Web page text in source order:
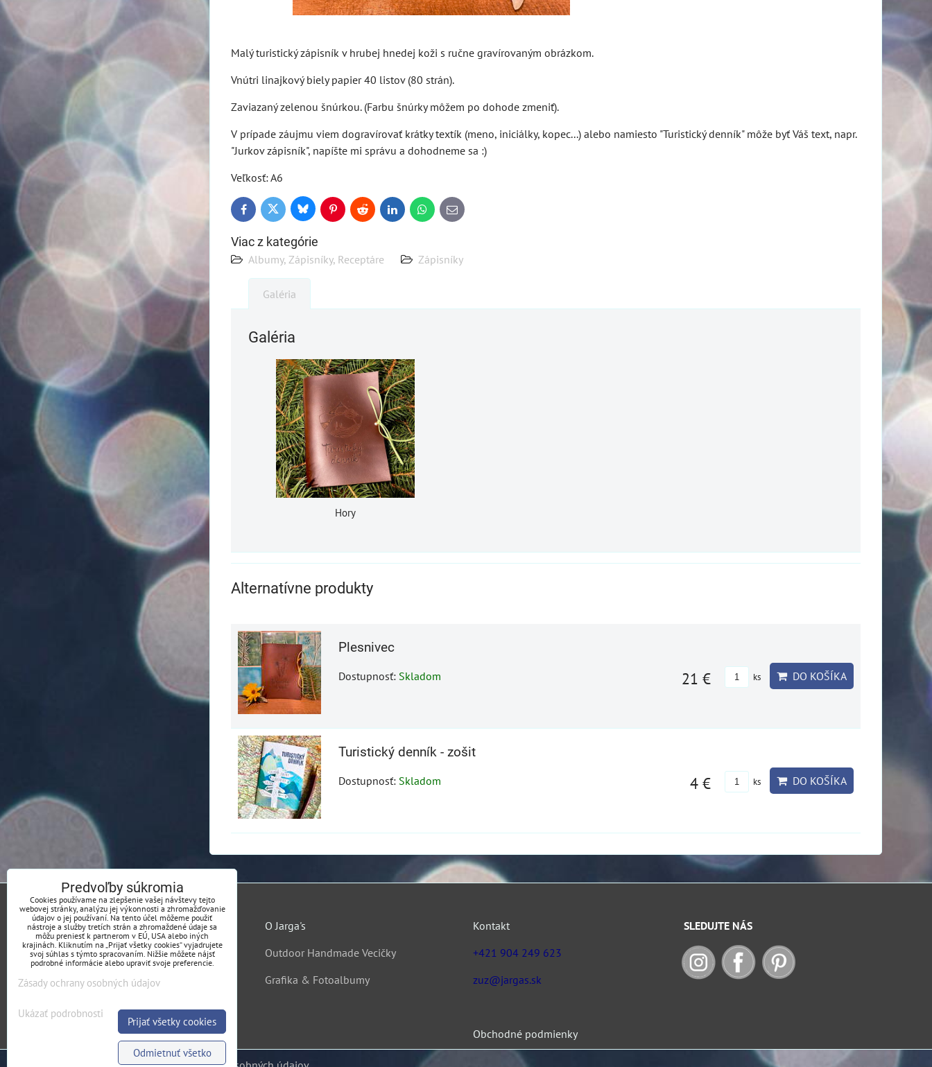
Malý turistický zápisník v hrubej hnedej koži s ručne gravírovaným obrázkom.
Vnútri linajkový biely papier 40 listov (80 strán).
Zaviazaný zelenou šnúrkou. (Farbu šnúrky môžem po dohode zmeniť).
V prípade záujmu viem dogravírovať krátky textík (meno, iniciálky, kopec...) alebo namiesto "Turistický denník" môže byť Váš text, napr.
"Jurkov zápisník", napíšte mi správu a dohodneme sa :)
Veľkosť: A6
FacebookTwitter BlueskyPinterestReddit LinkedInWhatsApp
E-
mail
Viac z kategórie
Albumy, Zápisníky, Receptáre Zápisníky
Galéria
Galéria
Hory
Alternatívne produkty
Plesnivec
Dostupnosť: Skladom 21 € ks DO KOŠÍKA
Turistický denník - zošit
Dostupnosť: Skladom 4 € ks DO KOŠÍKA
O Jarga's
Outdoor Handmade Vecičky
Grafika & Fotoalbumy
Kontakt
+421 904 249 623
zuz@jargas.sk
Obchodné podmienky
SLEDUJTE NÁS
Predvoľby súkromia
Cookies používame na zlepšenie vašej návštevy tejto
webovej stránky, analýzu jej výkonnosti a zhromažďovanie
údajov o jej používaní. Na tento účel môžeme použiť
nástroje a služby tretích strán a zhromaždené údaje sa
môžu preniesť k partnerom v EÚ, USA alebo iných
krajinách. Kliknutím na „Prijať všetky cookies“ vyjadrujete
svoj súhlas s týmto spracovaním. Nižšie môžete nájsť
podrobné informácie alebo upraviť svoje preferencie.
Zásady ochrany osobných údajov
Ukázať podrobnosti
Prijať všetky cookies
Odmietnuť všetko